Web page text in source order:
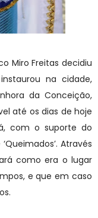
Miro Freitas decidiu
na cidade,
da Conceição,
até os dias de hoje
com o suporte do
Através
como era o lugar
e que em caso